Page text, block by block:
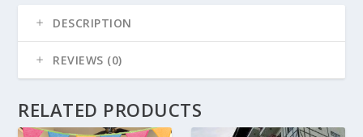
DESCRIPTION
REVIEWS (0)
RELATED PRODUCTS